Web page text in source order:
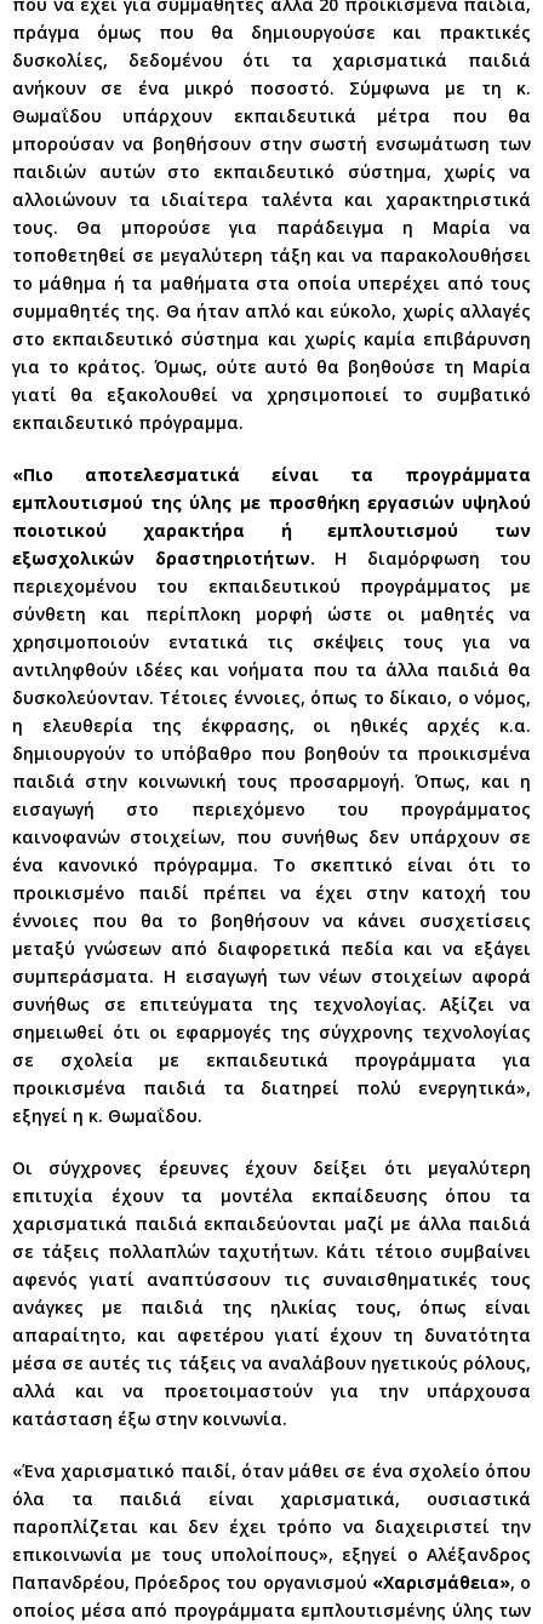
πράγμα όμως που θα δημιουργούσε και πρακτικές
δυσκολίες, δεδομένου ότι τα χαρισματικά παιδιά
ανήκουν σε ένα μικρό ποσοστό. Σύμφωνα με τη κ.
Θωμαΐδου υπάρχουν εκπαιδευτικά μέτρα που θα
μπορούσαν να βοηθήσουν στην σωστή ενσωμάτωση των
παιδιών αυτών στο εκπαιδευτικό σύστημα, χωρίς να
αλλοιώνουν τα ιδιαίτερα ταλέντα και χαρακτηριστικά
τους. Θα μπορούσε για παράδειγμα η Μαρία να
τοποθετηθεί σε μεγαλύτερη τάξη και να παρακολουθήσει
το μάθημα ή τα μαθήματα στα οποία υπερέχει από τους
συμμαθητές της. Θα ήταν απλό και εύκολο, χωρίς αλλαγές
στο εκπαιδευτικό σύστημα και χωρίς καμία επιβάρυνση
για το κράτος. Όμως, ούτε αυτό θα βοηθούσε τη Μαρία
γιατί θα εξακολουθεί να χρησιμοποιεί το συμβατικό
εκπαιδευτικό πρόγραμμα.
«Πιο αποτελεσματικά είναι τα προγράμματα
εμπλουτισμού της ύλης με προσθήκη εργασιών υψηλού
ποιοτικού χαρακτήρα ή εμπλουτισμού των
εξωσχολικών δραστηριοτήτων. Η διαμόρφωση του
περιεχομένου του εκπαιδευτικού προγράμματος με
σύνθετη και περίπλοκη μορφή ώστε οι μαθητές να
χρησιμοποιούν εντατικά τις σκέψεις τους για να
αντιληφθούν ιδέες και νοήματα που τα άλλα παιδιά θα
δυσκολεύονταν. Τέτοιες έννοιες, όπως το δίκαιο, ο νόμος,
η ελευθερία της έκφρασης, οι ηθικές αρχές κ.α.
δημιουργούν το υπόβαθρο που βοηθούν τα προικισμένα
παιδιά στην κοινωνική τους προσαρμογή. Όπως, και η
εισαγωγή στο περιεχόμενο του προγράμματος
καινοφανών στοιχείων, που συνήθως δεν υπάρχουν σε
ένα κανονικό πρόγραμμα. Το σκεπτικό είναι ότι το
προικισμένο παιδί πρέπει να έχει στην κατοχή του
έννοιες που θα το βοηθήσουν να κάνει συσχετίσεις
μεταξύ γνώσεων από διαφορετικά πεδία και να εξάγει
συμπεράσματα. Η εισαγωγή των νέων στοιχείων αφορά
συνήθως σε επιτεύγματα της τεχνολογίας. Αξίζει να
σημειωθεί ότι οι εφαρμογές της σύγχρονης τεχνολογίας
σε σχολεία με εκπαιδευτικά προγράμματα για
προικισμένα παιδιά τα διατηρεί πολύ ενεργητικά»,
εξηγεί η κ. Θωμαΐδου.
Οι σύγχρονες έρευνες έχουν δείξει ότι μεγαλύτερη
επιτυχία έχουν τα μοντέλα εκπαίδευσης όπου τα
χαρισματικά παιδιά εκπαιδεύονται μαζί με άλλα παιδιά
σε τάξεις πολλαπλών ταχυτήτων. Κάτι τέτοιο συμβαίνει
αφενός γιατί αναπτύσσουν τις συναισθηματικές τους
ανάγκες με παιδιά της ηλικίας τους, όπως είναι
απαραίτητο, και αφετέρου γιατί έχουν τη δυνατότητα
μέσα σε αυτές τις τάξεις να αναλάβουν ηγετικούς ρόλους,
αλλά και να προετοιμαστούν για την υπάρχουσα
κατάσταση έξω στην κοινωνία.
«Ένα χαρισματικό παιδί, όταν μάθει σε ένα σχολείο όπου
όλα τα παιδιά είναι χαρισματικά, ουσιαστικά
παροπλίζεται και δεν έχει τρόπο να διαχειριστεί την
επικοινωνία με τους υπολοίπους», εξηγεί ο Αλέξανδρος
Παπανδρέου, Πρόεδρος του οργανισμού «Χαρισμάθεια», ο
οποίος μέσα από προγράμματα εμπλουτισμένης ύλης των